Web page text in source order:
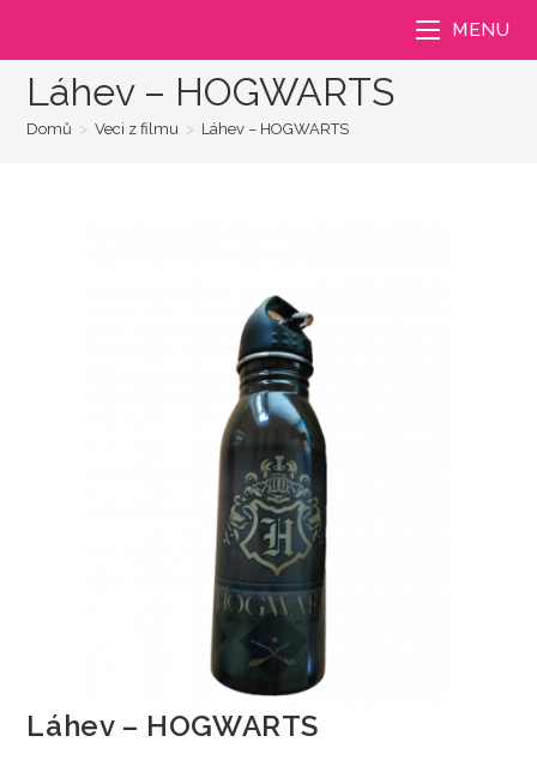
MENU
Láhev – HOGWARTS
Domů > Veci z filmu > Láhev – HOGWARTS
Láhev – HOGWARTS